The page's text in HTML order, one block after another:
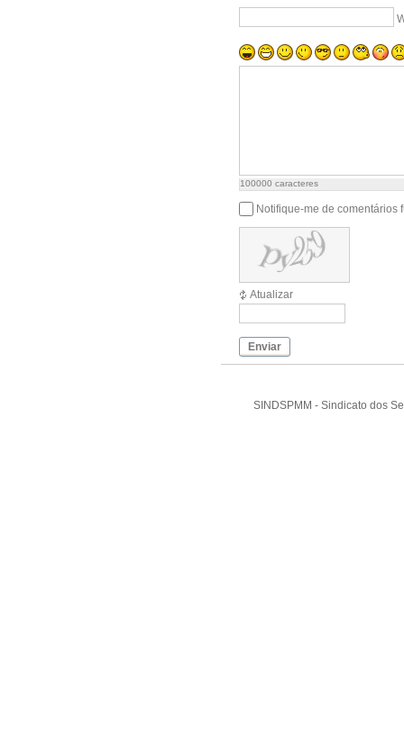
100000 caracteres
Notifique-me de comentários
Atualizar
Enviar
SINDSPMM - Sindicato dos